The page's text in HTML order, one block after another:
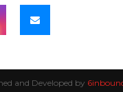
and Developed by